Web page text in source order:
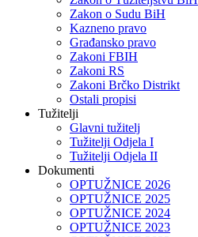
Zakon o Sudu BiH
Kazneno pravo
Građansko pravo
Zakoni FBIH
Zakoni RS
Zakoni Brčko Distrikt
Ostali propisi
Tužitelji
Glavni tužitelj
Tužitelji Odjela I
Tužitelji Odjela II
Dokumenti
OPTUŽNICE 2026
OPTUŽNICE 2025
OPTUŽNICE 2024
OPTUŽNICE 2023